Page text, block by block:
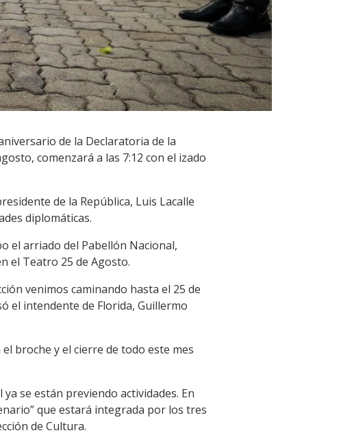
de la Declaratoria de la
comenzará a las 7:12 con el izado
de la República, Luis Lacalle
diplomáticas.
el arriado del Pabellón Nacional,
el Teatro 25 de Agosto.
venimos caminando hasta el 25 de
el intendente de Florida, Guillermo
broche y el cierre de todo este mes
se están previendo actividades. En
que estará integrada por los tres
de Cultura.